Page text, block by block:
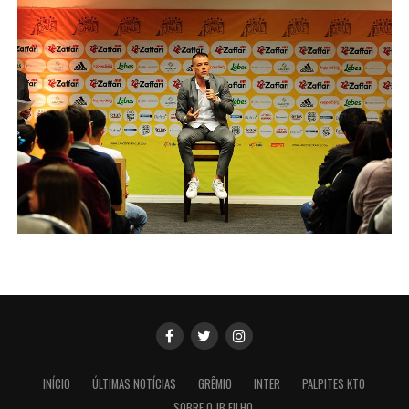
INÍCIO ÚLTIMAS NOTÍCIAS GRÊMIO INTER
PALPITES KTO